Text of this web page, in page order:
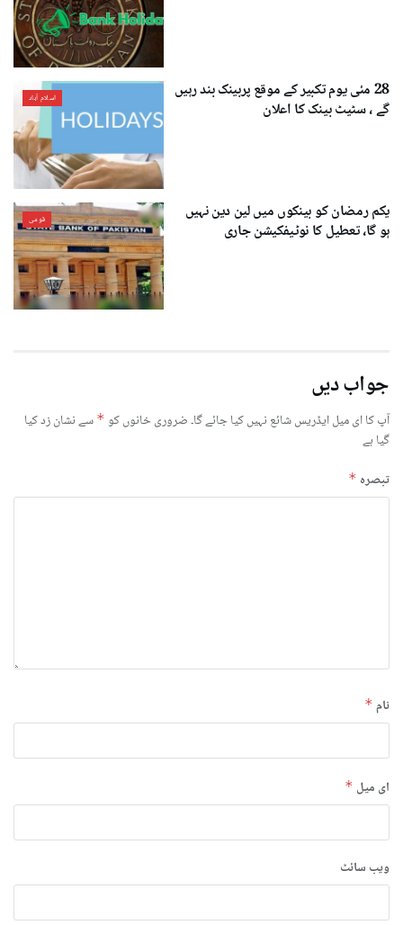
اسلام آباد
28 مئی یوم تکبیر کے موقع پربینک بند رہیں
گے ، سٹیٹ بینک کا اعلان
قومی
یکم رمضان کو بینکوں میں لین دین نہیں
ہو گا، تعطیل کا نوٹیفکیشن جاری
جواب دیں
آپ کا ای میل ایڈریس شائع نہیں کیا جائے گا۔ضروری خانوں کو * سے نشان زد کیا
گیا ہے
تبصرہ *
نام *
ای میل *
ویب‌ سائٹ